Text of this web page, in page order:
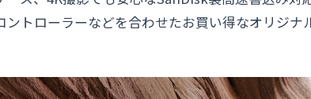
ントローラーなどを合わせたお買い得なオリジナ